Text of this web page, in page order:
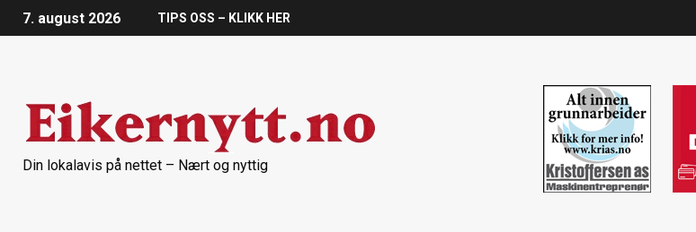
7. august 2026 TIPS OSS – KLIKK HER
Din lokalavis på nettet – Nært og nyttig